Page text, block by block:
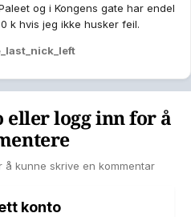
og i Kongens gate har endel
k hvis jeg ikke husker feil.
eller logg inn for å
kunne skrive en kommentar
konto